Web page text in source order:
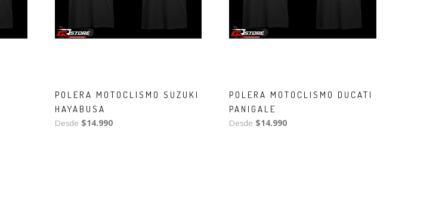
POLERA MOTOCLISMO SUZUKI
HAYABUSA
Desde $14.990
POLERA MOTOCLISMO DUCATI
PANIGALE
Desde $14.990